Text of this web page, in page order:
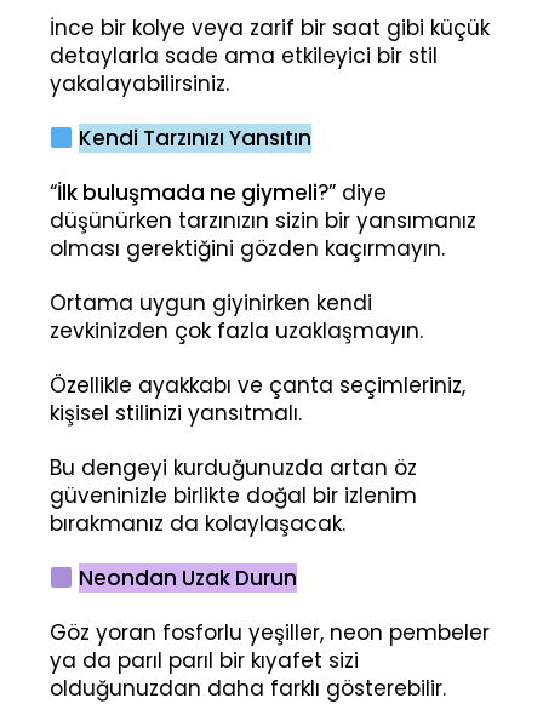
İnce bir kolye veya zarif bir saat gibi küçük
detaylarla sade ama etkileyici bir stil
yakalayabilirsiniz.
Kendi Tarzınızı Yansıtın
“İlk buluşmada ne giymeli?” diye
düşünürken tarzınızın sizin bir yansımanız
olması gerektiğini gözden kaçırmayın.
Ortama uygun giyinirken kendi
zevkinizden çok fazla uzaklaşmayın.
Özellikle ayakkabı ve çanta seçimleriniz,
kişisel stilinizi yansıtmalı.
Bu dengeyi kurduğunuzda artan öz
güveninizle birlikte doğal bir izlenim
bırakmanız da kolaylaşacak.
Neondan Uzak Durun
Göz yoran fosforlu yeşiller, neon pembeler
ya da parıl parıl bir kıyafet sizi
olduğunuzdan daha farklı gösterebilir.